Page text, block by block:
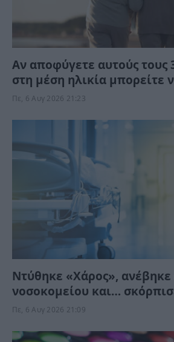
Αν αποφύγετε αυτούς τους
στη μέση ηλικία μπορείτε
έως 13 χρόνια ζωής χωρίς
Πε, 6 Αυγ 2026 21:23
Ντύθηκε «Χάρος»,
νοσοκομείου και…
Πε, 6 Αυγ 2026 21:09